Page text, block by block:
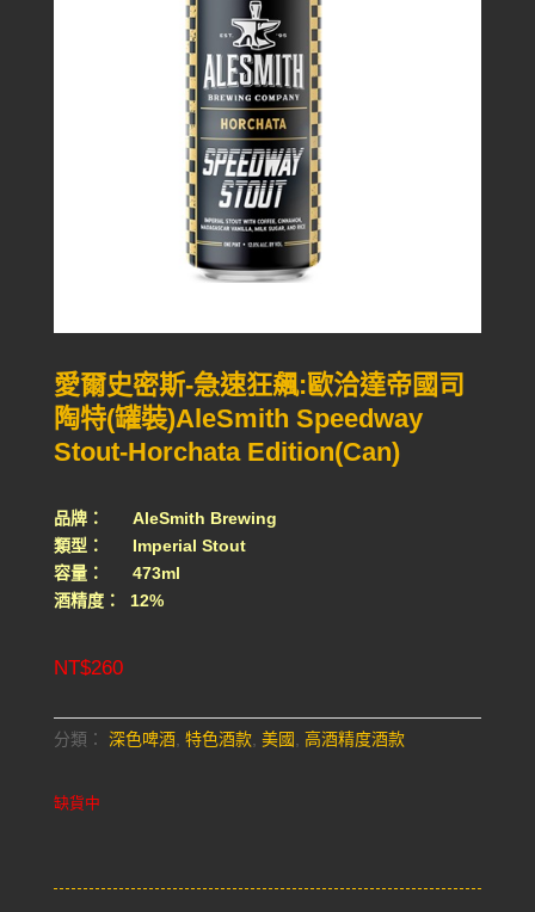
愛爾史密斯-急速狂飆:歐洽達帝國司
陶特(罐裝)AleSmith Speedway
Stout-Horchata Edition(Can)
品牌： AleSmith Brewing
類型： Imperial Stout
容量： 473ml
酒精度： 12%
NT$260
分類： 深色啤酒, 特色酒款, 美國, 高酒精度酒款
缺貨中